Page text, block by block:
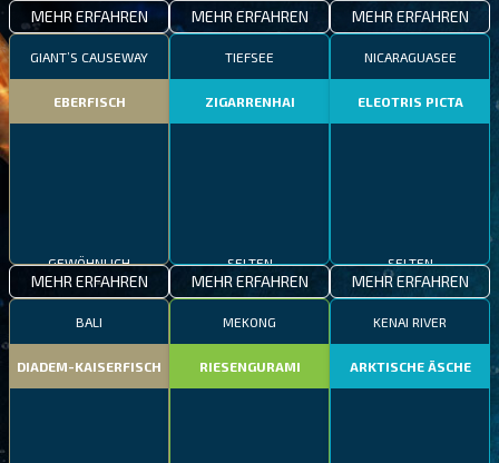
MEHR ERFAHREN MEHR ERFAHREN MEHR ERFAHREN
GIANT’S CAUSEWAY
EBERFISCH
MEHR ERFAHREN
TIEFSEE
ZIGARRENHAI
MEHR ERFAHREN
NICARAGUASEE
ELEOTRIS PICTA
MEHR ERFAHREN
BALI
DIADEM-KAISERFISCH
MEKONG
RIESENGURAMI
KENAI RIVER
ARKTISCHE ÄSCHE